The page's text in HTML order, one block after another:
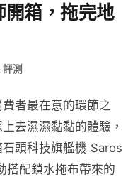
箱，拖完地
評測
者最在意的環節之
去濕濕黏黏的體驗，
頭科技旗艦機 Saros
搭配鎖水拖布帶來的